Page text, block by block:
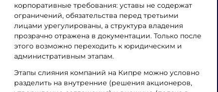
корпоративные требования: уставы не содержат
ограничений, обязательства перед третьими
лицами урегулированы, а структура владения
прозрачно отражена в документации. Только после
этого возможно переходить к юридическим и
административным этапам.
Этапы слияния компаний на Кипре можно условно
разделить на внутренние (решения акционеров,